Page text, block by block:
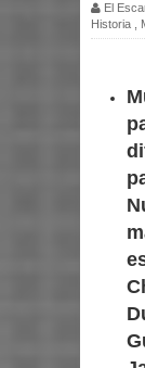
El
Historia